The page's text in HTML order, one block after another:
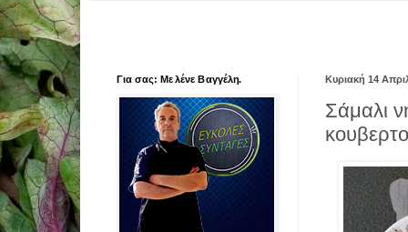
Κυριακή 14
Σάμαλι
Για σας: Με λένε Βαγγέλη.